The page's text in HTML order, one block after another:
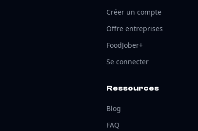
Créer un compte
Offre entreprises
FoodJober+
Se connecter
Ressources
Blog
FAQ